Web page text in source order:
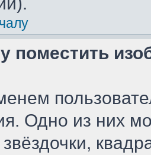
поместить
Одно из них